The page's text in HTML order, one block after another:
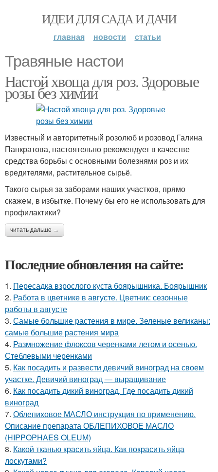
ИДЕИ ДЛЯ САДА И ДАЧИ
главная новости статьи
Травяные настои
Настой хвоща для роз. Здоровые
розы без химии
Известный и авторитетный розолюб и розовод Галина
Панкратова, настоятельно рекомендует в качестве
средства борьбы с основными болезнями роз и их
вредителями, растительное сырьё.
Такого сырья за заборами наших участков, прямо
скажем, в избытке. Почему бы его не использовать для
профилактики?
читать дальше →
Последние обновления на сайте:
1. Пересадка взрослого куста боярышника. Боярышник
2. Работа в цветнике в августе. Цветник: сезонные
работы в августе
3. Самые большие растения в мире. Зеленые великаны:
самые большие растения мира
4. Размножение флоксов черенками летом и осенью.
Стеблевыми черенками
5. Как посадить и развести девичий виноград на своем
участке. Девичий виноград — выращивание
6. Как посадить дикий виноград. Где посадить дикий
виноград
7. Облепиховое МАСЛО инструкция по применению.
Описание препарата ОБЛЕПИХОВОЕ МАСЛО
(HIPPOPHAES OLEUM)
8. Какой тканью красить яйца. Как покрасить яйца
лоскутами?